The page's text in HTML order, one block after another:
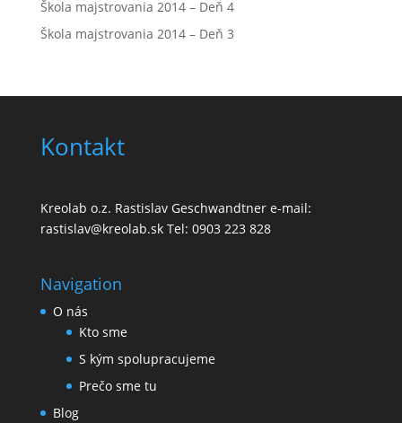
Škola majstrovania 2014 – Deň 4
Škola majstrovania 2014 – Deň 3
Kontakt
Kreolab o.z. Rastislav Geschwandtner e-mail:
rastislav@kreolab.sk Tel: 0903 223 828
Navigation
O nás
Kto sme
S kým spolupracujeme
Prečo sme tu
Blog